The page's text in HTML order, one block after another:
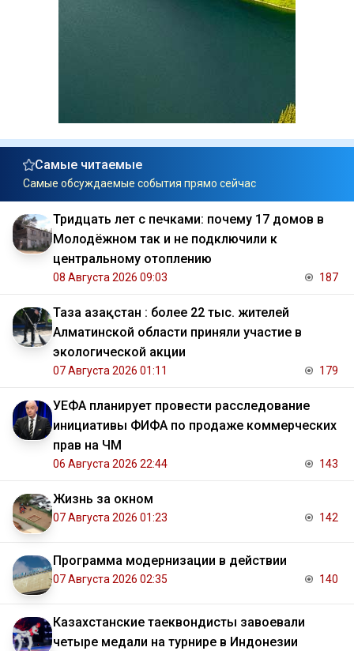
Самые читаемые
Самые обсуждаемые события прямо сейчас
Тридцать лет с печками: почему 17 домов в
Молодёжном так и не подключили к
центральному отоплению
08 Августа 2026 09:03 187
Таза Қазақстан : более 22 тыс. жителей
Алматинской области приняли участие в
экологической акции
07 Августа 2026 01:11 179
УЕФА планирует провести расследование
инициативы ФИФА по продаже коммерческих
прав на ЧМ
06 Августа 2026 22:44 143
Жизнь за окном
07 Августа 2026 01:23 142
Программа модернизации в действии
07 Августа 2026 02:35 140
Казахстанские таеквондисты завоевали
четыре медали на турнире в Индонезии